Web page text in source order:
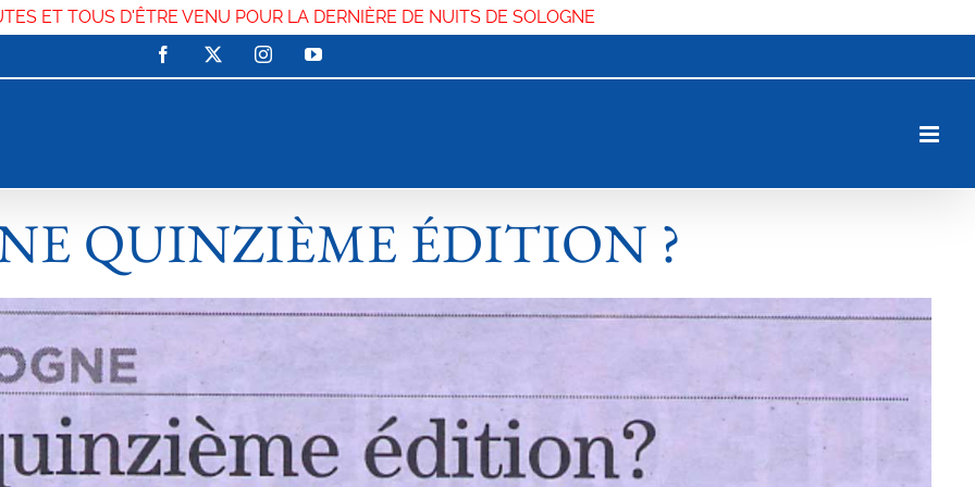
ET TOUS D'ÊTRE VENU POUR LA DERNIÈRE DE NUITS DE SOLOGNE
Facebook InstagramYouTube
QUINZIÈME ÉDITION ?